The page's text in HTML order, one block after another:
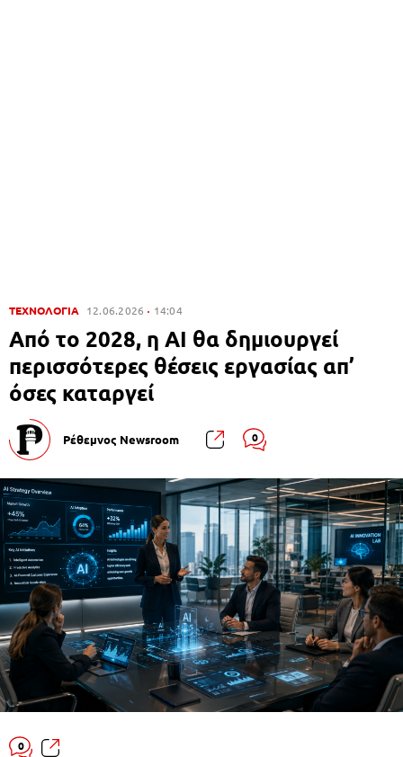
ΤΕΧΝΟΛΟΓΙΑ 12.06.2026 14:04
Από το 2028, η AI θα δημιουργεί
περισσότερες θέσεις εργασίας απ’
όσες καταργεί
Ρέθεμνος Newsroom 0
0